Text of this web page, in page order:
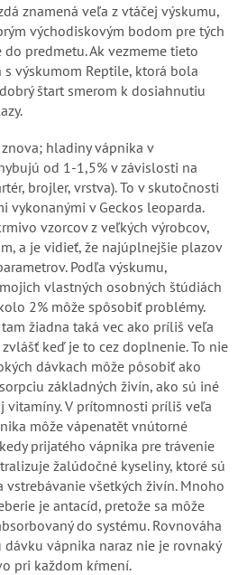
znamená veľa z vtáčej výskumu,
východiskovým bodom pre tých
predmetu. Ak vezmeme tieto
výskumom Reptile, ktorá bola
štart smerom k dosiahnutiu
hladiny vápnika v
od 1-1,5% v závislosti na
brojler, vrstva). To v skutočnosti
vykonanými v Geckos leoparda.
vzorcov z veľkých výrobcov,
a je vidieť, že najúplnejšie plazov
Podľa výskumu,
vlastných osobných štúdiách
2% môže spôsobiť problémy.
žiadna taká vec ako príliš veľa
keď je to cez doplnenie. To nie
dávkach môže pôsobiť ako
základných živín, ako sú iné
vitamíny. V prítomnosti príliš veľa
môže vápenatět vnútorné
prijatého vápnika pre trávenie
žalúdočné kyseliny, ktoré sú
vstrebávanie všetkých živín. Mnoho
je antacíd, pretože sa môže
do systému. Rovnováha
vápnika naraz nie je rovnaký
pri každom kŕmení.